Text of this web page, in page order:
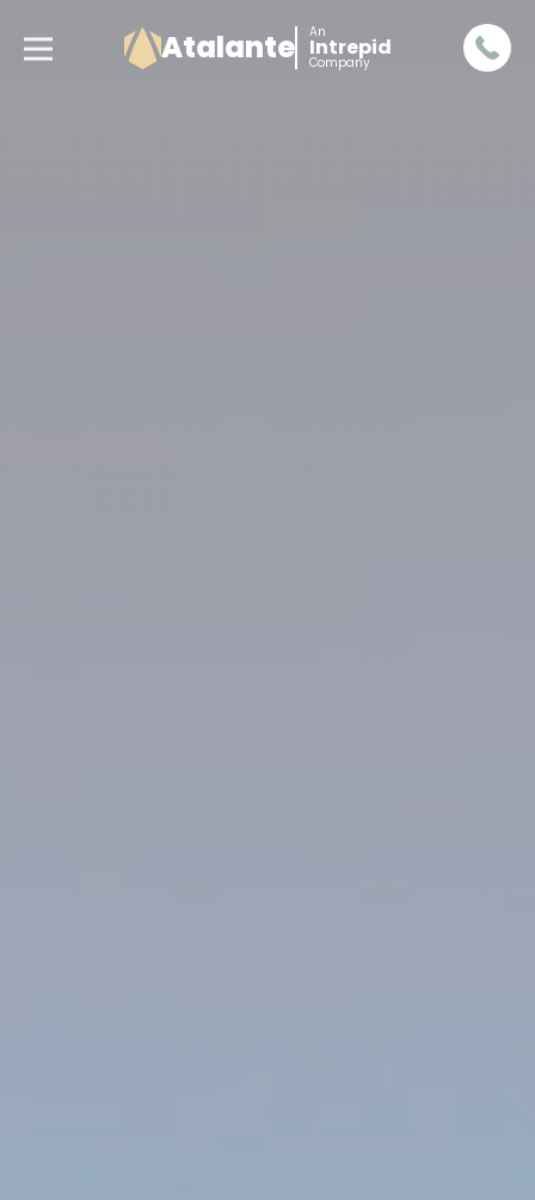
Atalante An
Intrepid
Company